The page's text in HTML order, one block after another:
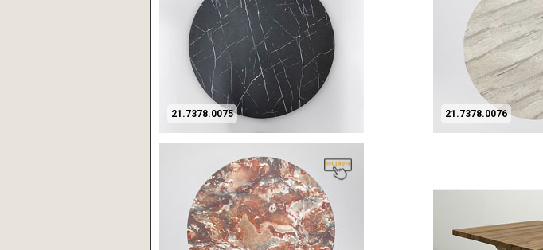
21.7378.0075 21.7378.0076